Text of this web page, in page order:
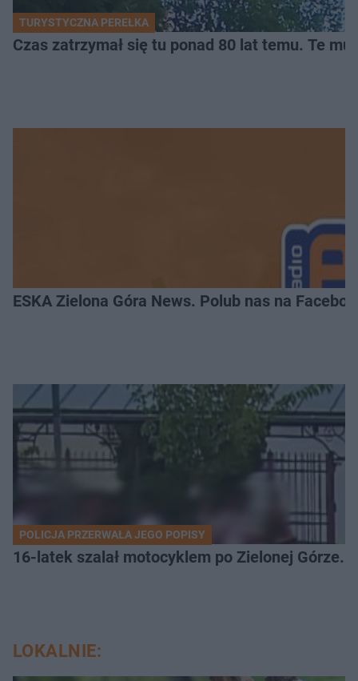
TURYSTYCZNA PEREŁKA
Czas zatrzymał się tu ponad 80 lat temu. Te
ESKA Zielona Góra News. Polub nas na
POLICJA PRZERWAŁA JEGO POPISY
16-latek szalał motocyklem po Zielonej Górze.
LOKALNIE: